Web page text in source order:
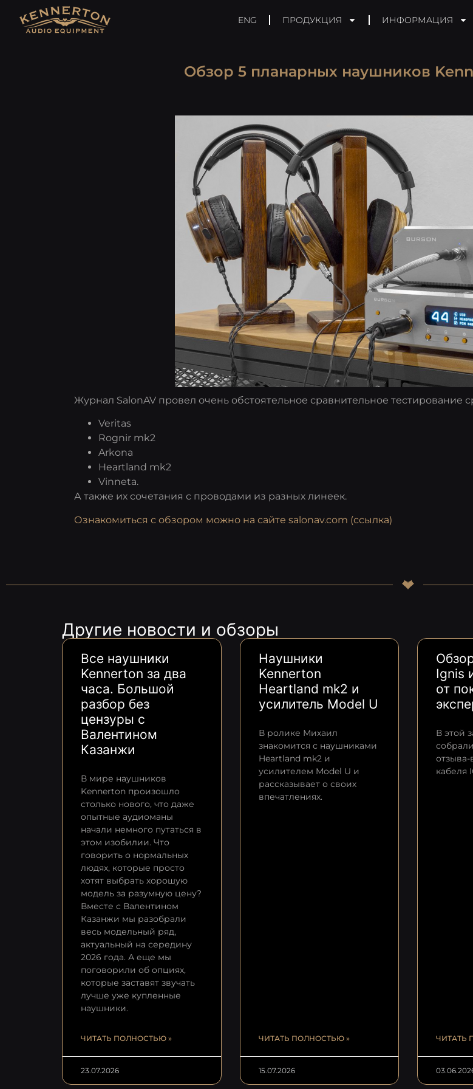
ENG ПРОДУКЦИЯ ИНФОРМАЦИЯ
Обзор 5 планарных наушников
Журнал SalonAV провел очень обстоятельное сравнительное тестирование
Veritas
Rognir mk2
Arkona
Heartland mk2
Vinneta.
А также их сочетания с проводами из разных линеек.
Ознакомиться с обзором можно на сайте salonav.com (ссылка)
Другие новости и обзоры
Все наушники
Kennerton за два
часа. Большой
разбор без
цензуры с
Валентином
Казанжи
В мире наушников
Kennerton произошло
столько нового, что даже
опытные аудиоманы
начали немного путаться в
этом изобилии. Что
говорить о нормальных
людях, которые просто
хотят выбрать хорошую
модель за разумную цену?
Вместе с Валентином
Казанжи мы разобрали
весь модельный ряд,
актуальный на середину
2026 года. А еще мы
поговорили об опциях,
которые заставят звучать
лучше уже купленные
наушники.
ЧИТАТЬ ПОЛНОСТЬЮ »
23.07.2026
Наушники
Kennerton
Heartland mk2 и
усилитель Model U
В ролике Михаил
знакомится с наушниками
Heartland mk2 и
усилителем Model U и
рассказывает о своих
впечатлениях.
ЧИТАТЬ ПОЛНОСТЬЮ »
15.07.2026
Ignis
от
В этой
отзыва-
кабеля
ЧИТАТЬ